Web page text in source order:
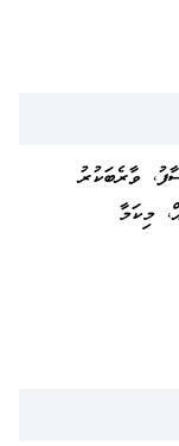
ވާރެބަކުރު
މިކަމާ